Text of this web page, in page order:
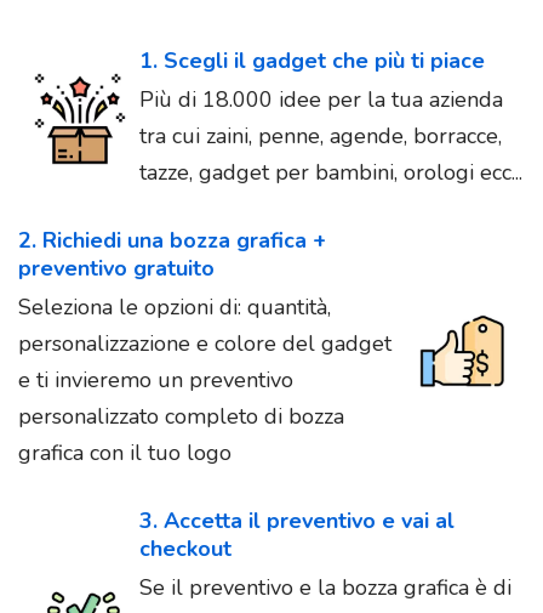
1. Scegli il gadget che più ti piace
Più di 18.000 idee per la tua azienda
tra cui zaini, penne, agende, borracce,
tazze, gadget per bambini, orologi ecc...
2. Richiedi una bozza grafica +
preventivo gratuito
Seleziona le opzioni di: quantità,
personalizzazione e colore del gadget
e ti invieremo un preventivo
personalizzato completo di bozza
grafica con il tuo logo
3. Accetta il preventivo e vai al
checkout
Se il preventivo e la bozza grafica è di